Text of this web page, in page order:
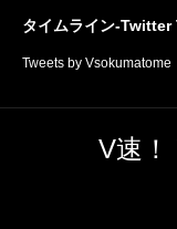
タイムライン-
Tweets by Vsokumatome
V速！